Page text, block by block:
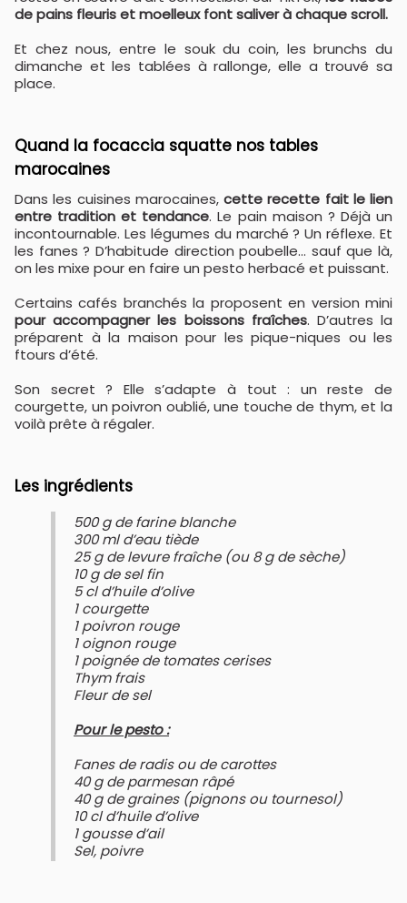
de pains fleuris et moelleux font saliver à chaque scroll.
Et chez nous, entre le souk du coin, les brunchs du
dimanche et les tablées à rallonge, elle a trouvé sa
place.
Quand la focaccia squatte nos tables
marocaines
Dans les cuisines marocaines, cette recette fait le lien
entre tradition et tendance. Le pain maison ? Déjà un
incontournable. Les légumes du marché ? Un réflexe. Et
les fanes ? D’habitude direction poubelle… sauf que là,
on les mixe pour en faire un pesto herbacé et puissant.
Certains cafés branchés la proposent en version mini
pour accompagner les boissons fraîches. D’autres la
préparent à la maison pour les pique-niques ou les
ftours d’été.
Son secret ? Elle s’adapte à tout : un reste de
courgette, un poivron oublié, une touche de thym, et la
voilà prête à régaler.
Les ingrédients
500 g de farine blanche
300 ml d’eau tiède
25 g de levure fraîche (ou 8 g de sèche)
10 g de sel fin
5 cl d’huile d’olive
1 courgette
1 poivron rouge
1 oignon rouge
1 poignée de tomates cerises
Thym frais
Fleur de sel
Pour le pesto :
Fanes de radis ou de carottes
40 g de parmesan râpé
40 g de graines (pignons ou tournesol)
10 cl d’huile d’olive
1 gousse d’ail
Sel, poivre